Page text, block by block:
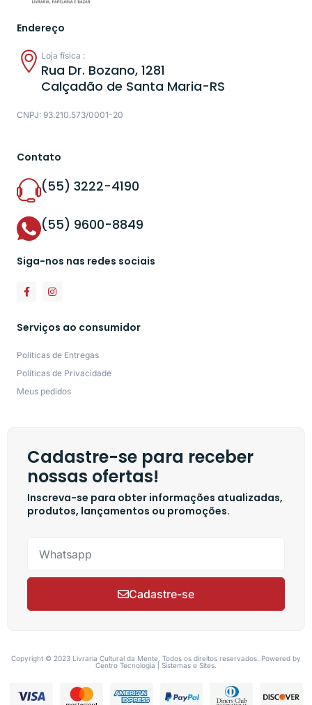
Endereço
Loja física :
Rua Dr. Bozano, 1281
Calçadão de Santa Maria-RS
CNPJ: 93.210.573/0001-20
Contato
(55) 3222-4190
(55) 9600-8849
Siga-nos nas redes sociais
Serviços ao consumidor
Políticas de Entregas
Políticas de Privacidade
Meus pedidos
Cadastre-se para receber
nossas ofertas!
Inscreva-se para obter informações atualizadas,
produtos, lançamentos ou promoções.
Cadastre-se
Copyright © 2023 Livraria Cultural da Mente, Todos os direitos reservados. Powered by
Centro Tecnologia | Sistemas e Sites.